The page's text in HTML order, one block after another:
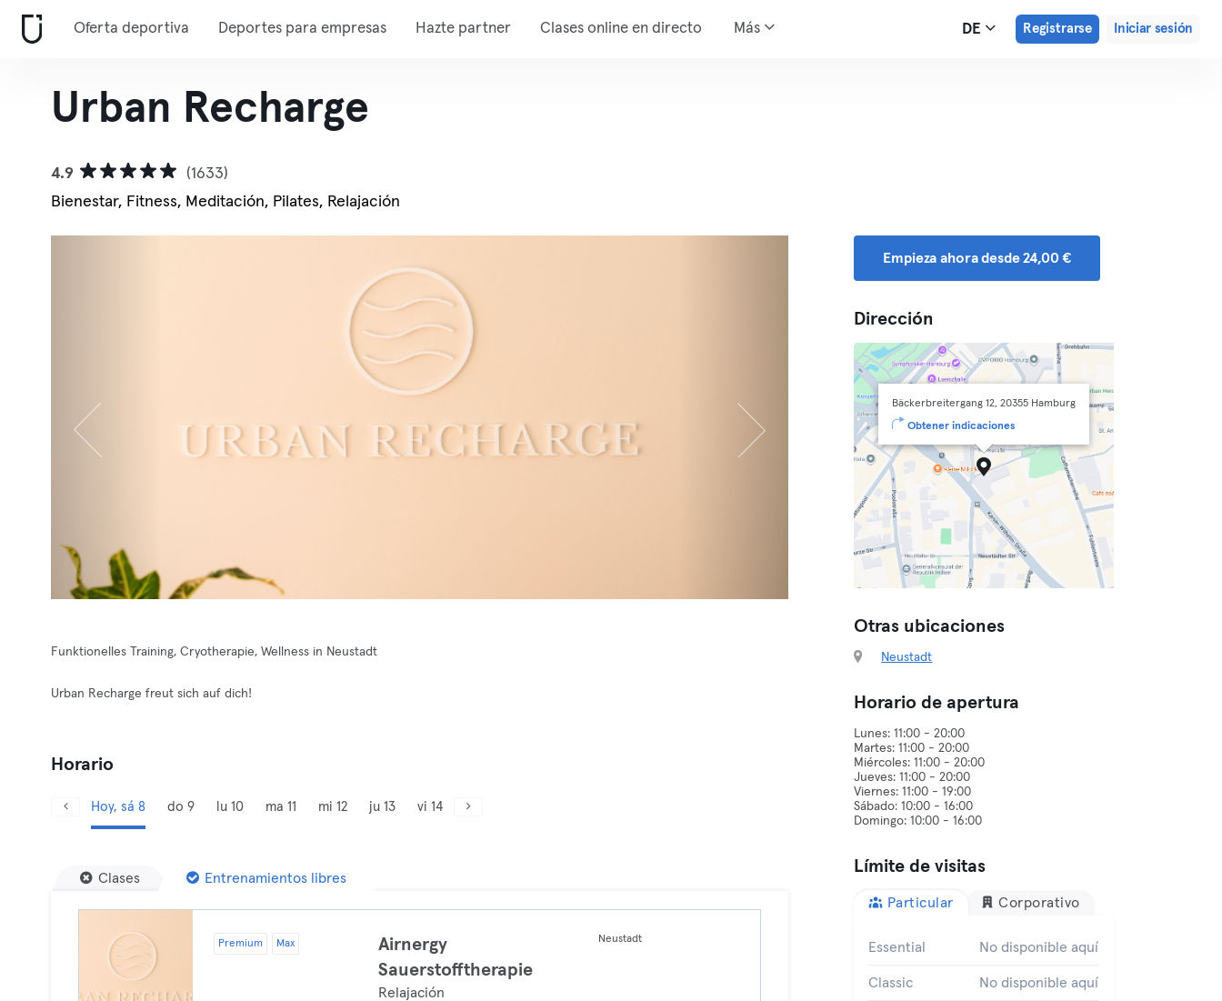
Oferta deportiva Deportes para empresas Hazte partner Clases online en directo Más DE Registrarse Iniciar sesión
Urban Recharge
4.9
(1633)
Bienestar, Fitness, Meditación, Pilates, Relajación
Funktionelles Training, Cryotherapie, Wellness in Neustadt
Urban Recharge freut sich auf dich!
Horario
Hoy, sá 8 do 9 lu 10 ma 11 mi 12 ju 13 vi 14
Clases Entrenamientos libres
Premium Max
Airnergy
Sauerstofftherapie
Relajación
Neustadt
Empieza ahora desde 24,00 €
Dirección
Bäckerbreitergang 12, 20355 Hamburg
Obtener indicaciones
Otras ubicaciones
Neustadt
Horario de apertura
Lunes: 11:00 - 20:00
Martes: 11:00 - 20:00
Miércoles: 11:00 - 20:00
Jueves: 11:00 - 20:00
Viernes: 11:00 - 19:00
Sábado: 10:00 - 16:00
Límite de visitas
Particular Corporativo
Essential No disponible aquí
Classic No disponible aquí